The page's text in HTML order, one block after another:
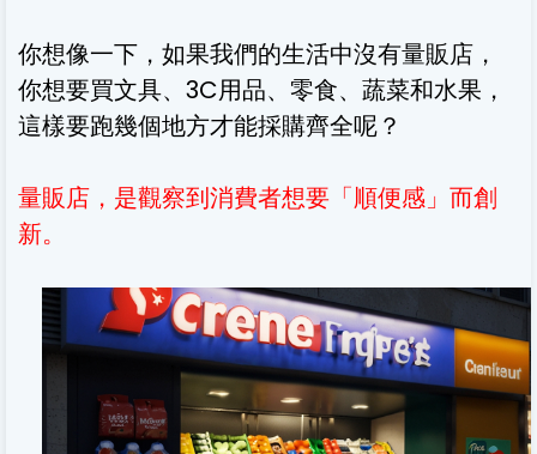
你想像一下，如果我們的生活中沒有量販店，
你想要買文具、3C用品、零食、蔬菜和水果，
這樣要跑幾個地方才能採購齊全呢？
量販店，是觀察到消費者想要「順便感」而創
新。